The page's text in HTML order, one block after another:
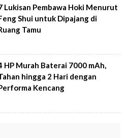
Lukisan Pembawa Hoki Menurut
Shui untuk Dipajang di
Tamu
HP Murah Baterai 7000 mAh,
hingga 2 Hari dengan
Kencang